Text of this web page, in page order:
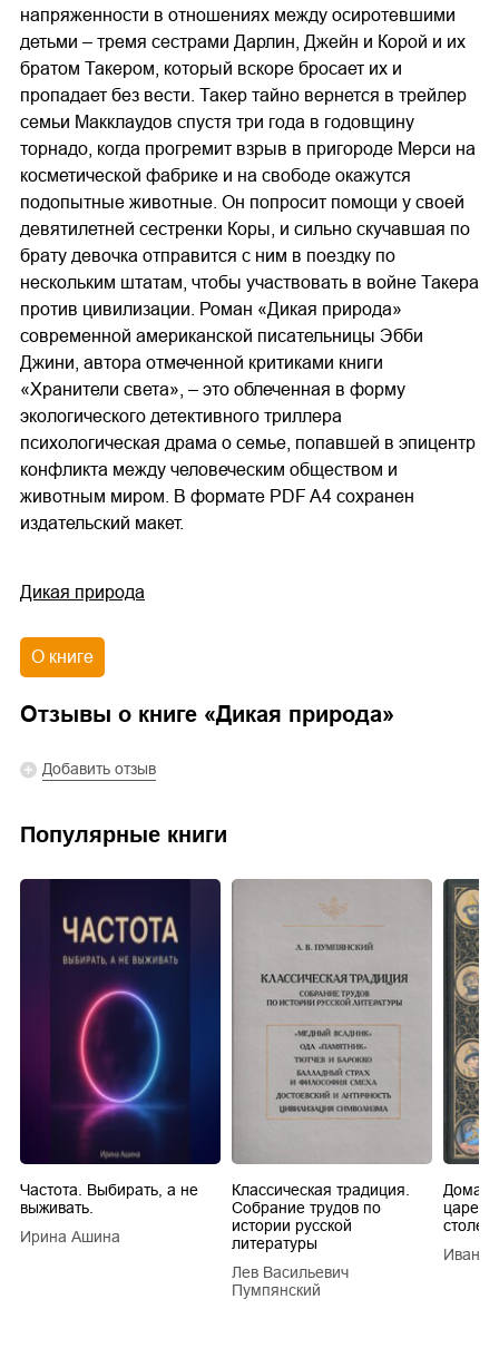
напряженности в отношениях между осиротевшими
детьми – тремя сестрами Дарлин, Джейн и Корой и их
братом Такером, который вскоре бросает их и
пропадает без вести. Такер тайно вернется в трейлер
семьи Макклаудов спустя три года в годовщину
торнадо, когда прогремит взрыв в пригороде Мерси на
косметической фабрике и на свободе окажутся
подопытные животные. Он попросит помощи у своей
девятилетней сестренки Коры, и сильно скучавшая по
брату девочка отправится с ним в поездку по
нескольким штатам, чтобы участвовать в войне Такера
против цивилизации. Роман «Дикая природа»
современной американской писательницы Эбби
Джини, автора отмеченной критиками книги
«Хранители света», – это облеченная в форму
экологического детективного триллера
психологическая драма о семье, попавшей в эпицентр
конфликта между человеческим обществом и
животным миром. В формате PDF A4 сохранен
издательский макет.
Дикая природа
О книге
Отзывы о книге «Дикая природа»
Добавить отзыв
Популярные книги
Частота. Выбирать, а не
выживать.
Ирина Ашина
Классическая традиция.
Собрание трудов по
истории русской
литературы
Лев Васильевич
Пумпянский
царей
Иван